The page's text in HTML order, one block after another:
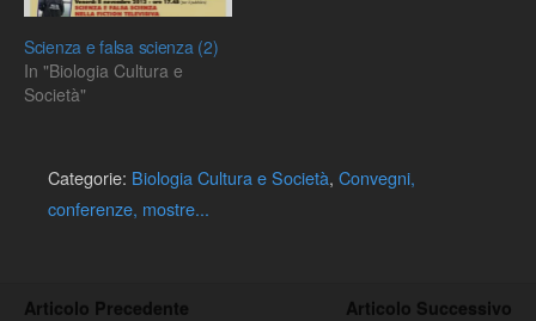
Scienza e falsa scienza (2)
In "Biologia Cultura e
Società"
Categorie: Biologia Cultura e Società, Convegni,
conferenze, mostre...
Articolo Precedente Articolo Successivo